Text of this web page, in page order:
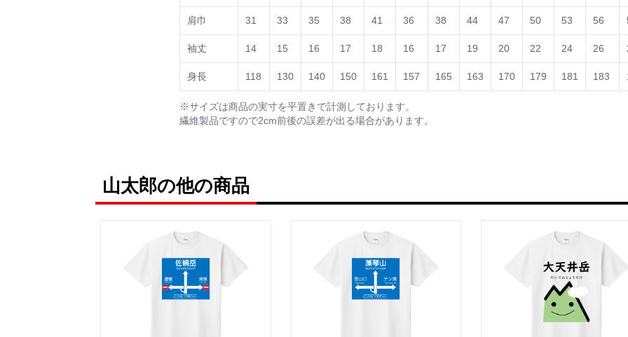
肩巾 31 33 35 38 41 36 38 44 47 50 53 56
袖丈 14 15 16 17 18 16 17 19 20 22 24 26
身長 118 130 140 150 161 157 165 163 170 179 181 183
※サイズは商品の実寸を平置きで計測しております。
繊維製品ですので2cm前後の誤差が出る場合があります。
山太郎の他の商品